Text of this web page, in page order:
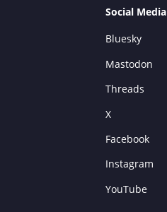
Social Media
Bluesky
Mastodon
Threads
X
Facebook
Instagram
YouTube